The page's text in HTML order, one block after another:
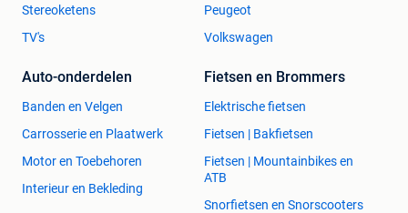
Stereoketens
TV's
Peugeot
Volkswagen
Auto-onderdelen
Banden en Velgen
Carrosserie en Plaatwerk
Motor en Toebehoren
Interieur en Bekleding
Fietsen en Brommers
Elektrische fietsen
Fietsen | Bakfietsen
Fietsen | Mountainbikes en
ATB
Snorfietsen en Snorscooters